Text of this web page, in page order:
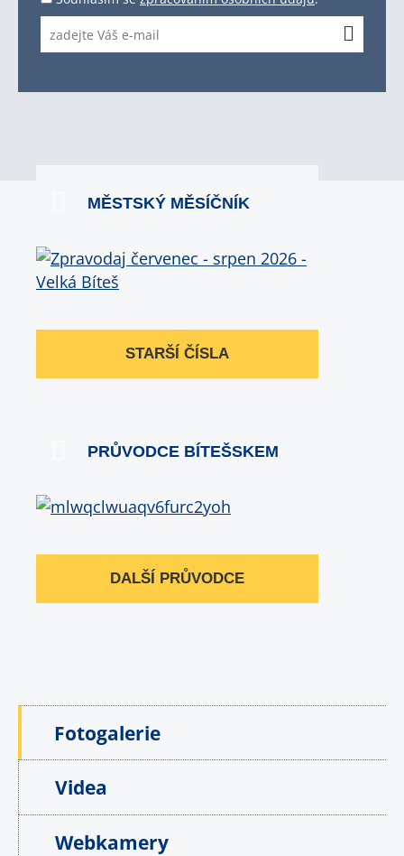
MĚSTSKÝ MĚSÍČNÍK
STARŠÍ ČÍSLA
PRŮVODCE BÍTEŠSKEM
DALŠÍ PRŮVODCE
Fotogalerie
Videa
Webkamery